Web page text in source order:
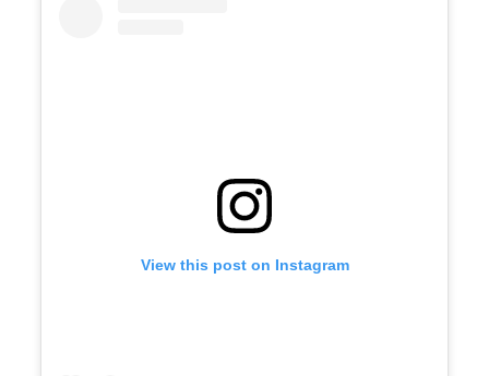
View this post on Instagram